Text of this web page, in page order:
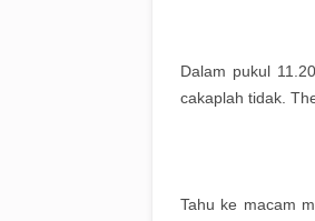
Dalam pukul
cakaplah tidak.
Tahu ke macam